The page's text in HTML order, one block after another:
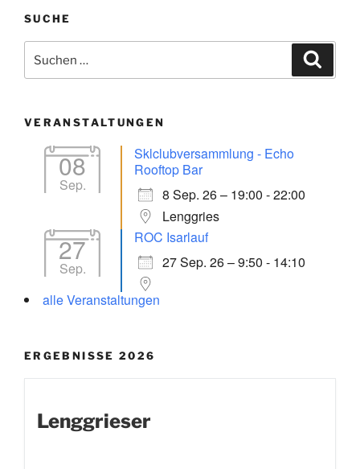
SUCHE
nach:
VERANSTALTUNGEN
08
Sep.
Sklclubversammlung - Echo
Rooftop Bar
8 Sep. 26 – 19:00 - 22:00
Lenggries
27
Sep.
ROC Isarlauf
27 Sep. 26 – 9:50 - 14:10
alle Veranstaltungen
ERGEBNISSE 2026
Lenggrieser